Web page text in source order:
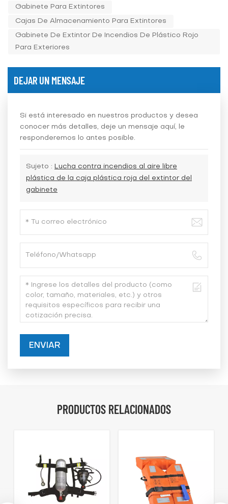
Gabinete Para Extintores
Cajas De Almacenamiento Para Extintores
Gabinete De Extintor De Incendios De Plástico Rojo
Para Exteriores
DEJAR UN MENSAJE
Si está interesado en nuestros productos y desea
conocer más detalles, deje un mensaje aquí, le
responderemos lo antes posible.
Sujeto : Lucha contra incendios al aire libre
plástica de la caja plástica roja del extintor del
gabinete
ENVIAR
PRODUCTOS RELACIONADOS